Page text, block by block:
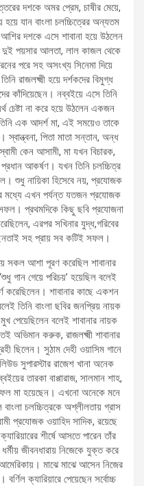
দশকে অমর প্রেম, চাষীর মেয়ে,
যান বাংলা চলচ্চিত্রের অন্যতম
দশকে এসে শাবানা হয়ে উঠলেন
দুই পয়সার আলতা, লাল কাজল থেকে
পরে সহ অসংখ্য সিনেমা দিয়ে
রাজলক্ষ্মী হয়ে দর্শকদের বিমুগ্ধ
কাঁদিয়েছেন। নব্বইয়ে এসে তিনি
চেষ্টা না করে হয়ে উঠলেন একজন
এক আদর্শ মা, এই সময়েও তাকে
স্বান্ত্বনা, পিতা মাতা সন্তান, অন্ধ
কেন আসামী, মা যখন বিচারক,
আকর্ষণ। যখন তিনি চলচ্চিত্র
শুধু নায়িকা হিসেবে নয়, প্রযোজক
মধ্যে এখন পর্যন্ত যতজন প্রযোজক
প্রথমদিকে কিছু ছবি প্রযোজনা
এরপর সখিনার যুদ্ধ,গরিবের
সহ প্রায় সব কটিই সফল।
সকল আশা পূরণ করেছিল শাবানার
গান গেয়ে পরিচয়’ হয়েছিল বলেই
করেছিলেন। শাবানার কাছে একশন
তিনি বাংলা ছবির জনপ্রিয় নায়ক
পেয়েছিলেন বলেই শাবানার নায়ক
অভিমান করুক, রাজলক্ষ্মী শাবানার
ছিলেন। সুঠাম দেহী ওয়াসিম গানে
সুপারস্টার রাজেশ খানা অনেক
তারকা বাপ্পারাজ, সালমান শাহ,
মা হয়েছেন। এখনো অনেকে মনে
বাংলা চলচ্চিত্রকে অশ্লীলতায় গ্রাস
প্রযোজক ওয়াহিদ সাদিক, রয়েছে
শীর্ষে আসতে পারেন তাঁর
জীবনধারায় নিজেকে যুক্ত করে
মাঝে মাঝে আসেন নিজের
ক্যারিয়ারে পেয়েছেন সর্বোচ্চ